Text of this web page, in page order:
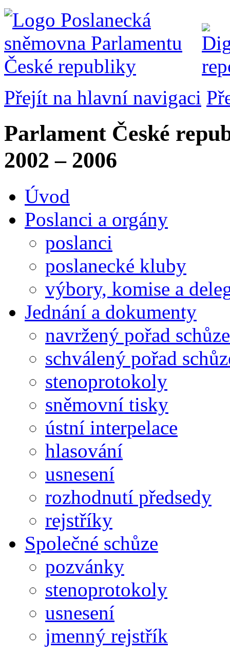
Přejít na hlavní navigaci
Parlament České
2002 – 2006
Úvod
Poslanci a orgány
poslanci
poslanecké kluby
výbory, komise a
Jednání a dokumenty
navržený pořad schůze
schválený pořad
stenoprotokoly
sněmovní tisky
ústní interpelace
hlasování
usnesení
rozhodnutí předsedy
rejstříky
Společné schůze
pozvánky
stenoprotokoly
usnesení
jmenný rejstřík